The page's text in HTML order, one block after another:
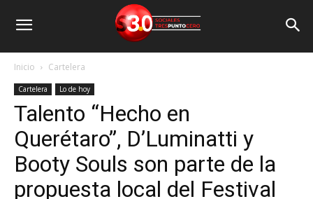
Inicio Cartelera
Cartelera Lo de hoy
Talento “Hecho en
Querétaro”, D’Luminatti y
Booty Souls son parte de la
propuesta local del Festival